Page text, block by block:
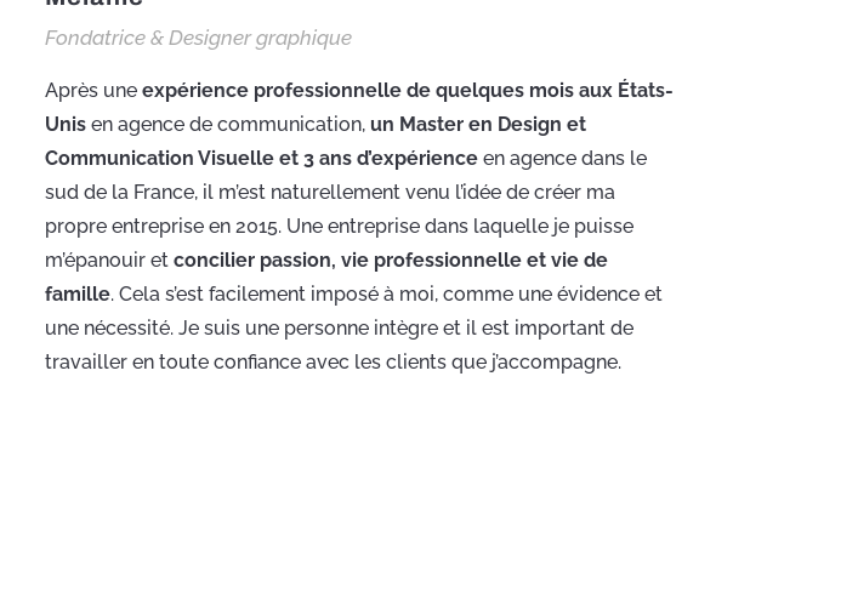
Fondatrice & Designer graphique
Après uneexpérience professionnelle de quelques mois aux États-
Unis en agence de communication, un Master en Design et
Communication Visuelle et 3 ans d’expérienceen agence dans le
sud de la France, il m’est naturellement venu l’idée de créer ma
propre entreprise en 2015. Une entreprise dans laquelle je puisse
m’épanouir etconcilier passion, vie professionnelle et vie de
famille. Cela s’est facilement imposé à moi, comme une évidence et
une nécessité. Je suis une personne intègre et il est important de
travailler en toute confiance avec les clients que j’accompagne.